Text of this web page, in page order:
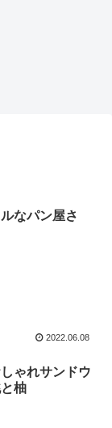
なパン屋さ
2022.06.08
ゃれサンドウ
柚